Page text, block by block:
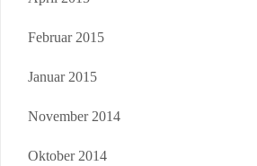
Februar 2015
Januar 2015
November 2014
Oktober 2014